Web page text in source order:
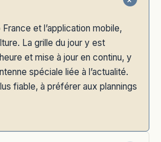
et l’application mobile,
La grille du jour y est
et mise à jour en continu, y
spéciale liée à l’actualité.
fiable, à préférer aux plannings